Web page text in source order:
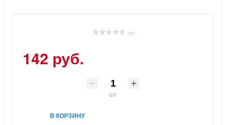
( 0 )
142 руб.
шт
В КОРЗИНУ